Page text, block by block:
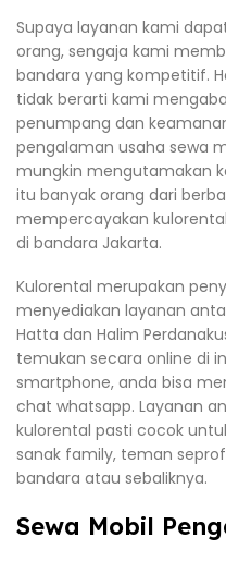
Supaya layanan kami
orang, sengaja kami
bandara yang kompetitif.
tidak berarti kami
penumpang dan
pengalaman usaha sewa
mungkin mengutamakan
itu banyak orang dari
mempercayakan
di bandara Jakarta.
Kulorental merupakan
menyediakan layanan
Hatta dan Halim
temukan secara online di
smartphone, anda bisa
chat whatsapp. Layanan
kulorental pasti cocok
sanak family, teman
bandara atau sebaliknya.
Sewa Mobil